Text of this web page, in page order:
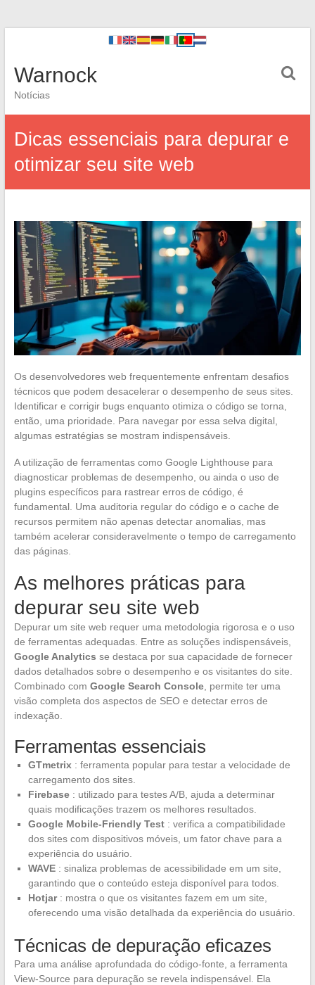
Warnock
Notícias
Dicas essenciais para depurar e
otimizar seu site web
Os desenvolvedores web frequentemente enfrentam desafios
técnicos que podem desacelerar o desempenho de seus sites.
Identificar e corrigir bugs enquanto otimiza o código se torna,
então, uma prioridade. Para navegar por essa selva digital,
algumas estratégias se mostram indispensáveis.
A utilização de ferramentas como Google Lighthouse para
diagnosticar problemas de desempenho, ou ainda o uso de
plugins específicos para rastrear erros de código, é
fundamental. Uma auditoria regular do código e o cache de
recursos permitem não apenas detectar anomalias, mas
também acelerar consideravelmente o tempo de carregamento
das páginas.
As melhores práticas para
depurar seu site web
Depurar um site web requer uma metodologia rigorosa e o uso
de ferramentas adequadas. Entre as soluções indispensáveis,
Google Analytics se destaca por sua capacidade de fornecer
dados detalhados sobre o desempenho e os visitantes do site.
Combinado com Google Search Console, permite ter uma
visão completa dos aspectos de SEO e detectar erros de
indexação.
Ferramentas essenciais
GTmetrix: ferramenta popular para testar a velocidade de
carregamento dos sites.
Firebase: utilizado para testes A/B, ajuda a determinar
quais modificações trazem os melhores resultados.
Google Mobile-Friendly Test: verifica a compatibilidade
dos sites com dispositivos móveis, um fator chave para a
experiência do usuário.
WAVE: sinaliza problemas de acessibilidade em um site,
garantindo que o conteúdo esteja disponível para todos.
Hotjar: mostra o que os visitantes fazem em um site,
oferecendo uma visão detalhada da experiência do usuário.
Técnicas de depuração eficazes
Para uma análise aprofundada do código-fonte, a ferramenta
View-Source para depuração se revela indispensável. Ela